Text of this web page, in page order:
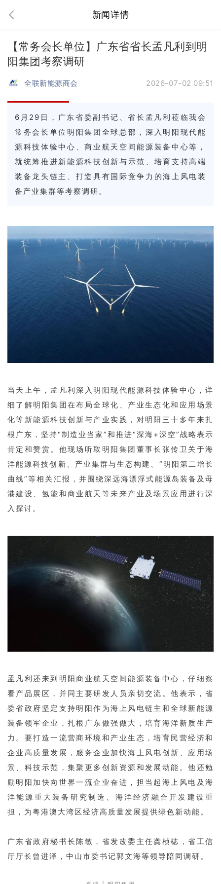
新闻详情
【常务会长单位】广东省省长孟凡利到明
阳集团考察调研
全联新能源商会 2026-07-02 09:51
6月29日，广东省委副书记、省长孟凡利莅临我会
常务会长单位明阳集团全球总部，深入明阳现代能
源科技体验中心、商业航天空间能源装备中心等，
就统筹推进新能源科技创新与示范、培育支持高端
装备龙头链主、打造具有国际竞争力的海上风电装
备产业集群等考察调研。
当天上午，孟凡利深入明阳现代能源科技体验中心，详
细了解明阳集团在布局全球化、产业生态化和应用场景
化等新能源科技创新与产业实践，对明阳三十多年来扎
根广东，坚持“制造业当家”和推进“深海+深空”战略表示
肯定和赞赏。他现场听取明阳集团董事长张传卫关于海
洋能源科技创新、产业集群与生态构建、“明阳第二增长
曲线”等相关汇报，并围绕深远海漂浮式能源岛装备及母
港建设、氢能和商业航天等未来产业及场景应用进行深
入探讨。
孟凡利还来到明阳商业航天空间能源装备中心，仔细察
看产品展区，并同主要研发人员亲切交流。他表示，省
委省政府坚定支持明阳作为海上风电链主和全球新能源
装备领军企业，扎根广东做强做大，培育海洋新质生产
力。要打造一流营商环境和产业生态，培育民营经济和
企业高质量发展，服务企业加快海上风电创新、应用场
景、科技示范，集聚更多创新资源和发展动能。他还勉
励明阳加快向世界一流企业奋进，担当起海上风电及海
洋能源重大装备研究制造、海洋经济融合开发建设重
担，为粤港澳大湾区经济高质量发展提供绿色新动能。
广东省政府秘书长陈敏，省发改委主任龚桢梽，省工信
厅厅长曾进泽，中山市委书记郭文海等领导陪同调研。